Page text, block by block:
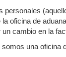
personales
oficina de
cambio en la
una